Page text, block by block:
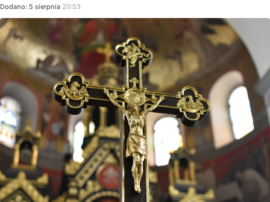
Dodano: 5 sierpnia 20:53